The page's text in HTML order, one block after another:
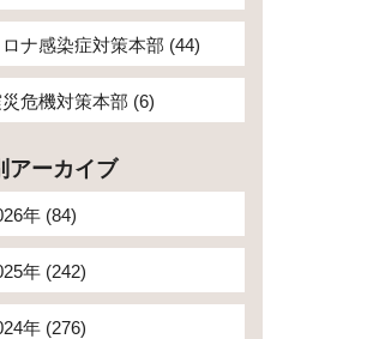
ロナ感染症対策本部 (44)
危機対策本部 (6)
アーカイブ
年 (84)
年 (242)
年 (276)